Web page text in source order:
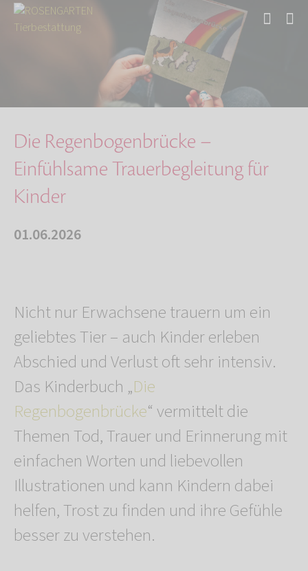
Aktuelles
Die Regenbogenbrücke – Einfühlsame Trauerbegl…
Die Regenbogenbrücke –
Einfühlsame Trauerbegleitung für
Kinder
01.06.2026
Nicht nur Erwachsene trauern um ein
geliebtes Tier – auch Kinder erleben
Abschied und Verlust oft sehr intensiv.
Das Kinderbuch „Die
Regenbogenbrücke“ vermittelt die
Themen Tod, Trauer und Erinnerung mit
einfachen Worten und liebevollen
Illustrationen und kann Kindern dabei
helfen, Trost zu finden und ihre Gefühle
besser zu verstehen.